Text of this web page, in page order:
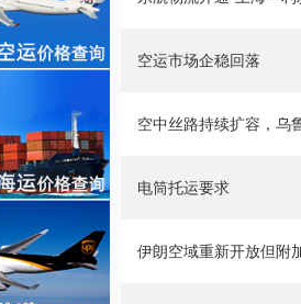
空运市场企稳回落
空中丝路持续扩容，乌
电筒托运要求
伊朗空域重新开放但附